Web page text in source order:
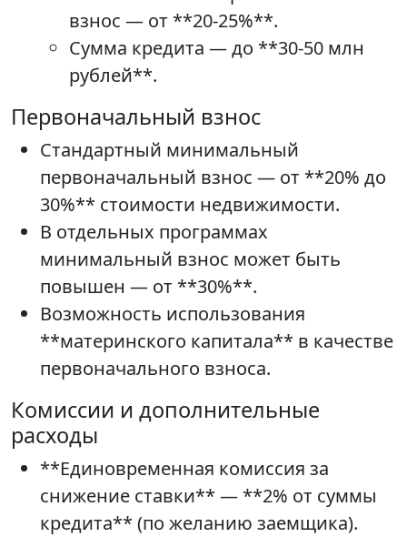
взнос — от **20-25%**.
Сумма кредита — до **30-50 млн
рублей**.
Первоначальный взнос
Стандартный минимальный
первоначальный взнос — от **20% до
30%** стоимости недвижимости.
В отдельных программах
минимальный взнос может быть
повышен — от **30%**.
Возможность использования
**материнского капитала** в качестве
первоначального взноса.
Комиссии и дополнительные
расходы
**Единовременная комиссия за
снижение ставки** — **2% от суммы
кредита** (по желанию заемщика).